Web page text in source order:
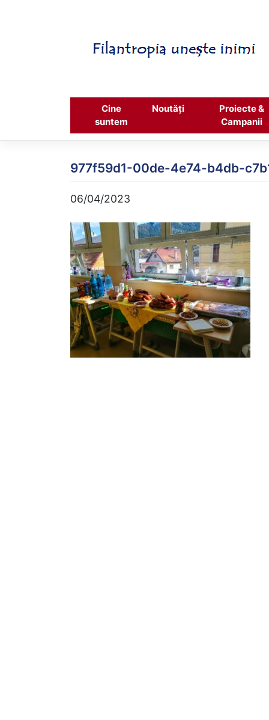
Cine
suntem
Noutăți
Proiecte &
Campanii
977f59d1-00de-4e74-b4db-
06/04/2023